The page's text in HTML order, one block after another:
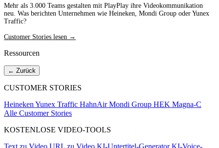
Mehr als 3.000 Teams gestalten mit PlayPlay ihre Videokommunikation
neu. Was berichten Unternehmen wie Heineken, Mondi Group oder Yunex
Traffic?
Customer Stories lesen →
Ressourcen
← Zurück
CUSTOMER STORIES
Heineken Yunex Traffic HahnAirMondi Group HEK Magna-C
Alle Customer Stories
KOSTENLOSE VIDEO-TOOLS
Text zu Video URL zu Video KI-Untertitel-GeneratorKI-Voice-